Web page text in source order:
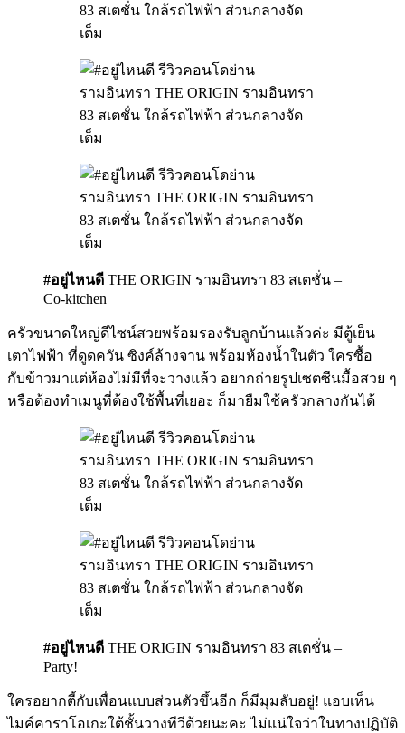
#อยู่ไหนดี THE ORIGIN รามอินทรา 83 สเตชั่น –
Co-kitchen
ครัวขนาดใหญ่ดีไซน์สวยพร้อมรองรับลูกบ้านแล้วค่ะ มีตู้เย็น
เตาไฟฟ้า ที่ดูดควัน ซิงค์ล้างจาน พร้อมห้องน้ำในตัว ใครซื้อ
กับข้าวมาแต่ห้องไม่มีที่จะวางแล้ว อยากถ่ายรูปเซตซีนมื้อสวย ๆ
หรือต้องทำเมนูที่ต้องใช้พื้นที่เยอะ ก็มายืมใช้ครัวกลางกันได้
#อยู่ไหนดี THE ORIGIN รามอินทรา 83 สเตชั่น –
Party!
ใครอยากตี้กับเพื่อนแบบส่วนตัวขึ้นอีก ก็มีมุมลับอยู่! แอบเห็น
ไมค์คาราโอเกะใต้ชั้นวางทีวีด้วยนะคะ ไม่แน่ใจว่าในทางปฏิบัติ